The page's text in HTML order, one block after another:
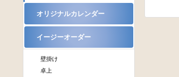
オリジナルカレンダー
イージーオーダー
壁掛け
卓上